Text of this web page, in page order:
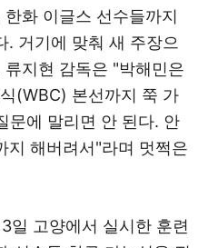
화 이글스 선수들까지
. 거기에 맞춰 새 주장으
류지현 감독은 "박해민은
(WBC) 본선까지 쭉 가
문에 말리면 안 된다. 안
지 해버려서"라며 멋쩍은
일 고양에서 실시한 훈련